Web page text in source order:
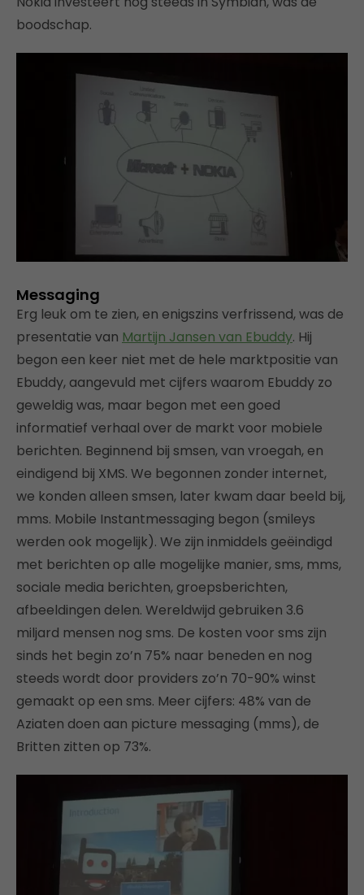
boodschap.
Messaging
Erg leuk om te zien, en enigszins verfrissend, was de
presentatie van Martijn Jansen van Ebuddy. Hij
begon een keer niet met de hele marktpositie van
Ebuddy, aangevuld met cijfers waarom Ebuddy zo
geweldig was, maar begon met een goed
informatief verhaal over de markt voor mobiele
berichten. Beginnend bij smsen, van vroegah, en
eindigend bij XMS. We begonnen zonder internet,
we konden alleen smsen, later kwam daar beeld bij,
mms. Mobile Instantmessaging begon (smileys
werden ook mogelijk). We zijn inmiddels geëindigd
met berichten op alle mogelijke manier, sms, mms,
sociale media berichten, groepsberichten,
afbeeldingen delen. Wereldwijd gebruiken 3.6
miljard mensen nog sms. De kosten voor sms zijn
sinds het begin zo’n 75% naar beneden en nog
steeds wordt door providers zo’n 70-90% winst
gemaakt op een sms. Meer cijfers: 48% van de
Aziaten doen aan picture messaging (mms), de
Britten zitten op 73%.